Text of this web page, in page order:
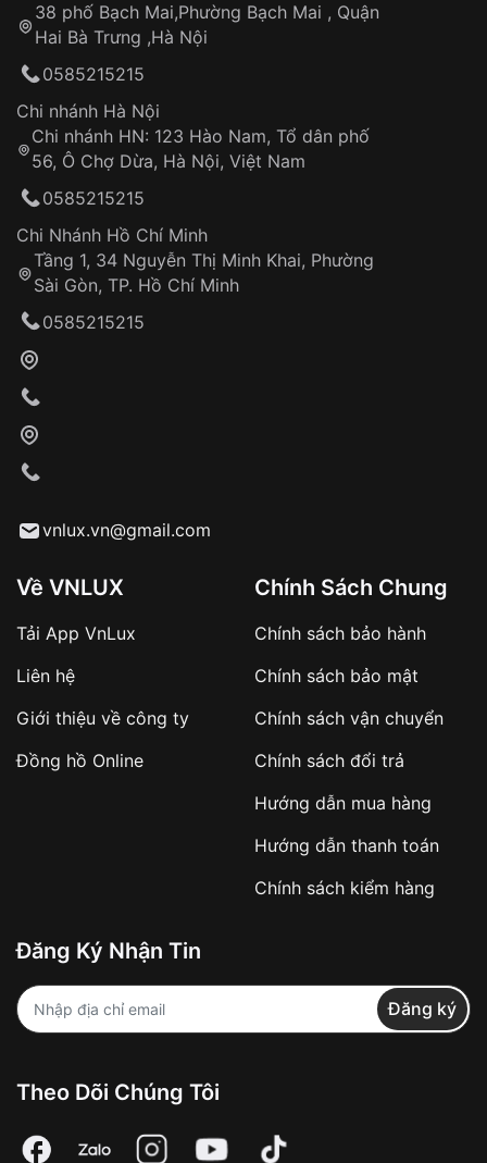
38 phố Bạch Mai,Phường Bạch Mai , Quận
Hai Bà Trưng ,Hà Nội
0585215215
Chi nhánh Hà Nội
Chi nhánh HN: 123 Hào Nam, Tổ dân phố
56, Ô Chợ Dừa, Hà Nội, Việt Nam
0585215215
Chi Nhánh Hồ Chí Minh
Tầng 1, 34 Nguyễn Thị Minh Khai, Phường
Sài Gòn, TP. Hồ Chí Minh
0585215215
vnlux.vn@gmail.com
Về VNLUX
Tải App VnLux
Liên hệ
Giới thiệu về công ty
Đồng hồ Online
Chính Sách Chung
Chính sách bảo hành
Chính sách bảo mật
Chính sách vận chuyển
Chính sách đổi trả
Hướng dẫn mua hàng
Hướng dẫn thanh toán
Chính sách kiểm hàng
Đăng Ký Nhận Tin
Đăng ký
Theo Dõi Chúng Tôi